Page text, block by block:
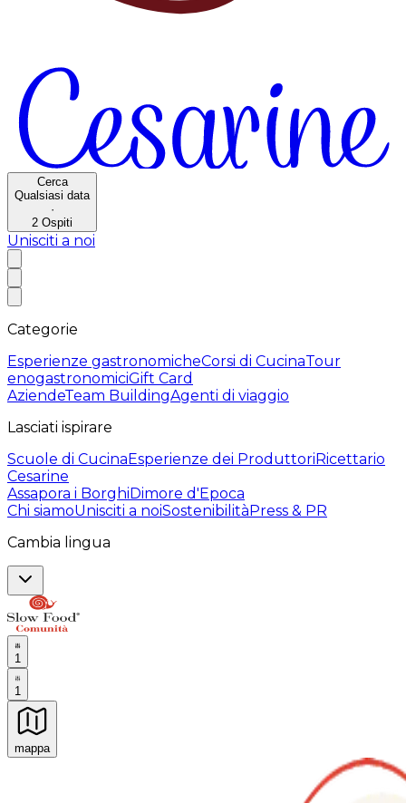
Cerca
Qualsiasi data
·
2 Ospiti
Unisciti a noi
Categorie
Esperienze gastronomicheCorsi di CucinaTour
enogastronomiciGift Card
AziendeTeam BuildingAgenti di viaggio
Lasciati ispirare
Scuole di CucinaEsperienze dei ProduttoriRicettario
Cesarine
Assapora i BorghiDimore d'Epoca
Chi siamoUnisciti a noiSostenibilitàPress & PR
Cambia lingua
1
1
mappa
Esperienze culinarie indimenticabili: Esperienze